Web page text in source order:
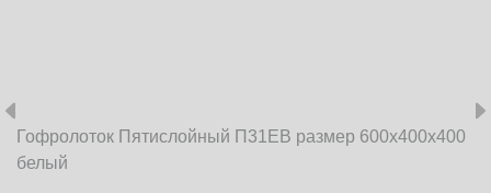
Гофролоток Пятислойный П31EB размер 600x400x400
белый